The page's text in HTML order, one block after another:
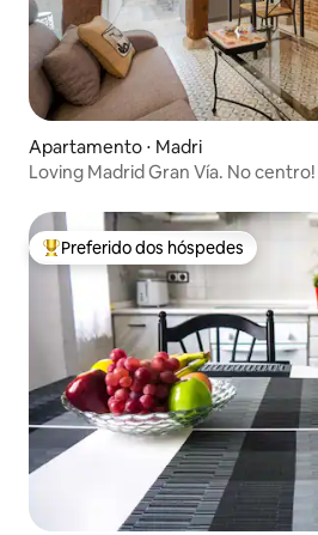
Apartamento ⋅ Madri
Loving Madrid Gran Vía. No centro!
Entre os melhores preferidos dos
Preferido dos hóspedes